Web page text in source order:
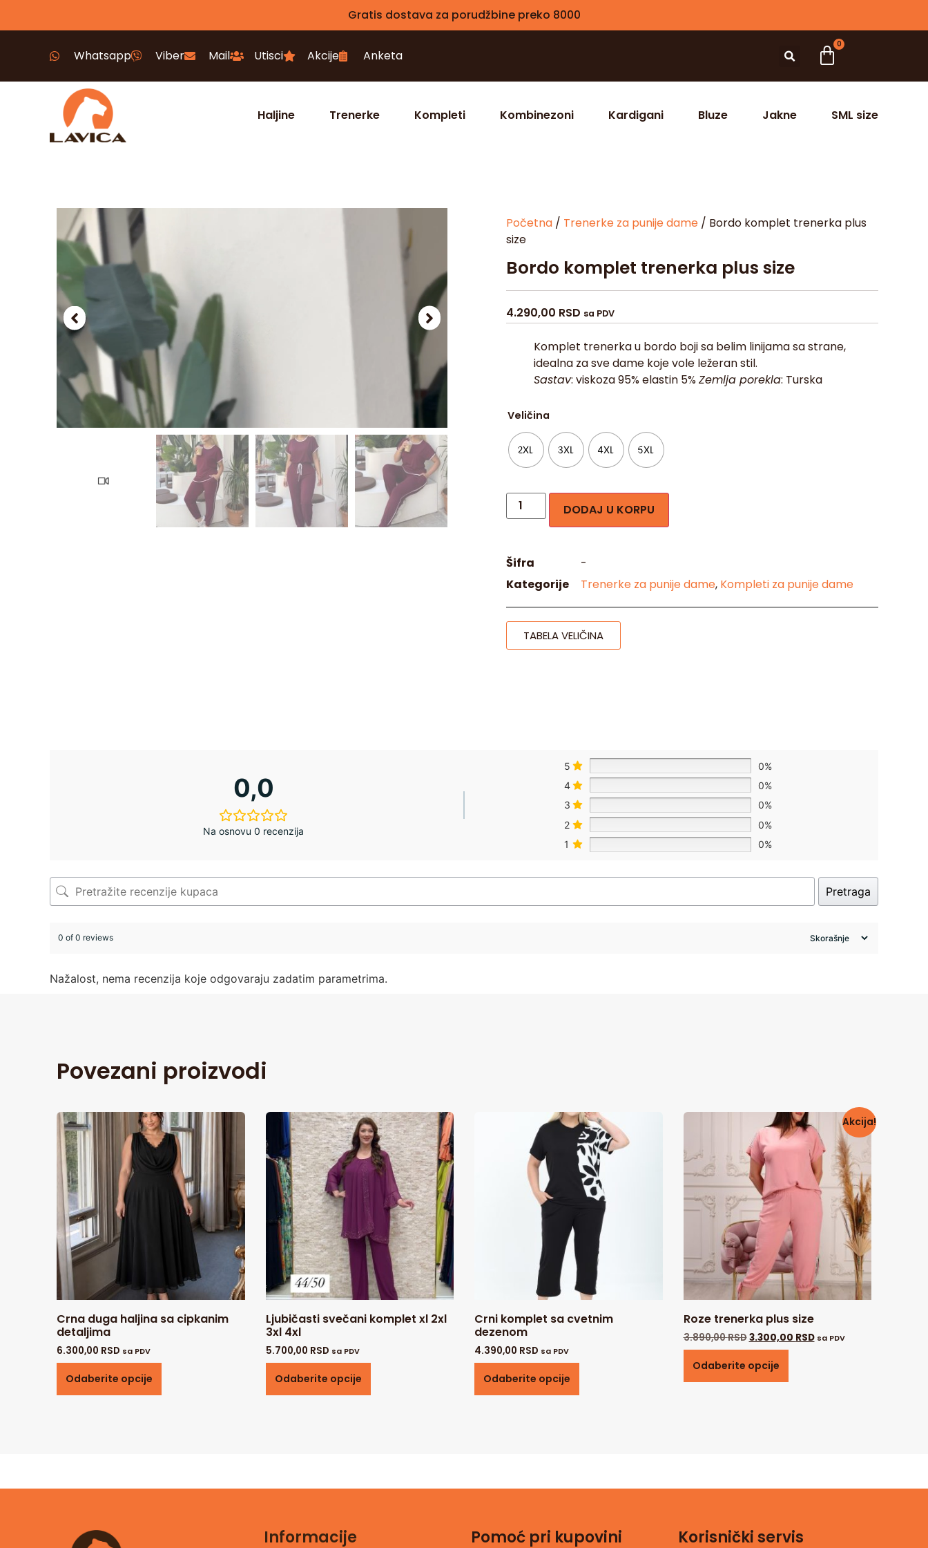
Gratis dostava za porudžbine preko 8000
Whatsapp Viber Mail Utisci Akcije Anketa
0
Haljine Trenerke Kompleti Kombinezoni Kardigani Bluze Jakne SML size
Početna/ Trenerke za punije dame/ Bordo komplet trenerka plus
size
Bordo komplet trenerka plus size
4.290,00 RSD sa PDV
Komplet trenerka u bordo boji sa belim linijama sa strane,
idealna za sve dame koje vole ležeran stil.
Sastav: viskoza 95% elastin 5%Zemlja porekla: Turska
Veličina
2XL 3XL 4XL 5XL
DODAJ U KORPU
Šifra
-
Kategorije
Trenerke za punije dame, Kompleti za punije dame
TABELA VELIČINA
0,0
Na osnovu 0 recenzija
5
0%
4
0%
3
0%
2
0%
1
0%
Pretraga
0 of 0 reviews
Nažalost, nema recenzija koje odgovaraju zadatim parametrima.
Povezani proizvodi
Crna duga haljina sa cipkanim
detaljima
6.300,00 RSD sa PDV
Odaberite opcije
Ljubičasti svečani komplet xl 2xl
3xl 4xl
5.700,00 RSD sa PDV
Odaberite opcije
Crni komplet sa cvetnim
dezenom
4.390,00 RSD sa PDV
Odaberite opcije
Akcija!
Roze trenerka plus size
3.890,00RSD3.300,00 RSD sa PDV
Odaberite opcije
Informacije Pomoć pri kupovini Korisnički servis